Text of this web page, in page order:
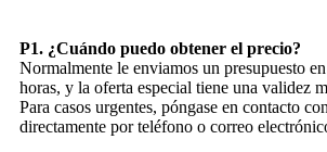
P1. ¿Cuándo puedo obtener el precio?
Normalmente le enviamos un presupuesto
horas, y la oferta especial tiene una validez
Para casos urgentes, póngase en contacto
directamente por teléfono o correo